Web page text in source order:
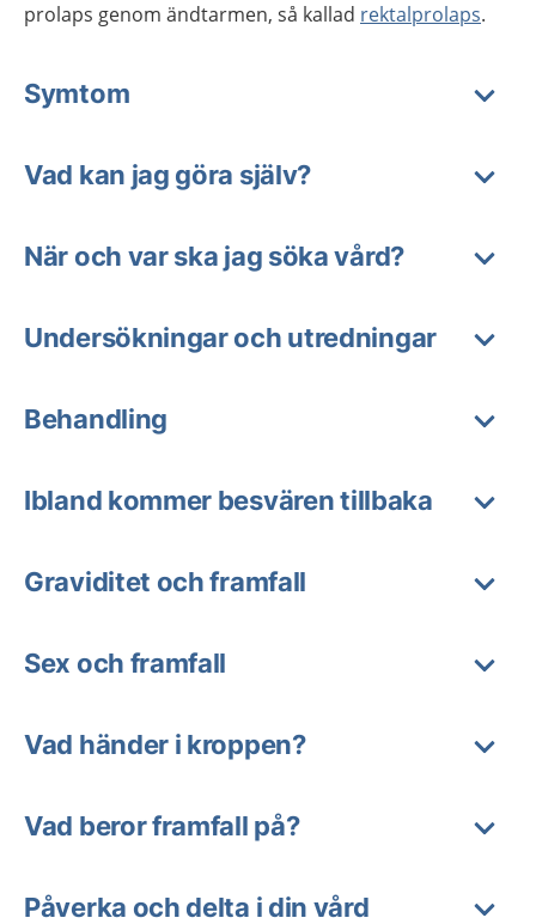
prolaps genom ändtarmen, så kallad rektalprolaps.
Symtom
Vad kan jag göra själv?
När och var ska jag söka vård?
Undersökningar och utredningar
Behandling
Ibland kommer besvären tillbaka
Graviditet och framfall
Sex och framfall
Vad händer i kroppen?
Vad beror framfall på?
Påverka och delta i din vård